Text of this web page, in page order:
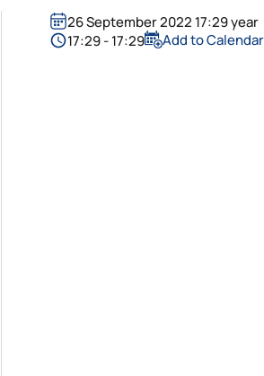
26 September 2022 17:29 year
17:29 - 17:29
Add to Calendar